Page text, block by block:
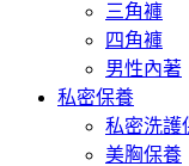
三角褲
四角褲
男性內著
私密保養
私密洗護
美胸保養